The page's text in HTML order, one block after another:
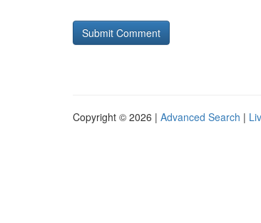
Copyright © 2026 | Advanced Search |